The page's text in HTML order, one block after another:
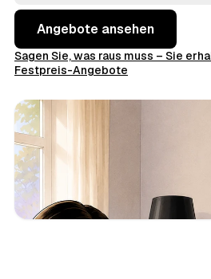
Angebote ansehen
Sagen Sie, was raus muss – Sie
Festpreis-Angebote